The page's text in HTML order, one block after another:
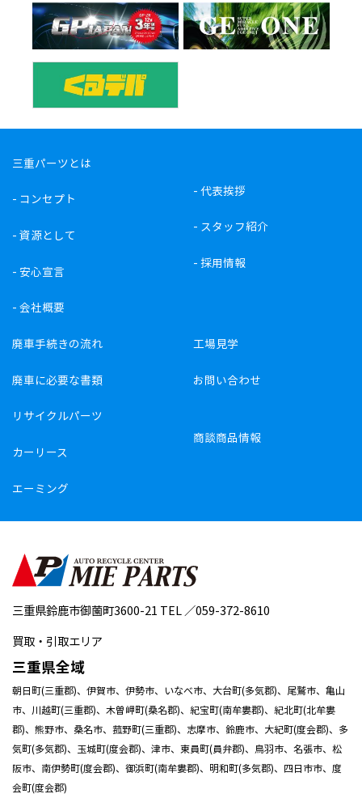
三重パーツとは
- コンセプト
- 資源として
- 安心宣言
- 会社概要
- 代表挨拶
- スタッフ紹介
- 採用情報
廃車手続きの流れ
廃車に必要な書類
リサイクルパーツ
カーリース
エーミング
工場見学
お問い合わせ
商談商品情報
三重県鈴鹿市御薗町3600-21 TEL ／059-372-8610
買取・引取エリア
三重県全域
朝日町(三重郡)、伊賀市、伊勢市、いなべ市、大台町(多気郡)、尾鷲市、亀山
市、川越町(三重郡)、木曽岬町(桑名郡)、紀宝町(南牟婁郡)、紀北町(北牟婁
郡)、熊野市、桑名市、菰野町(三重郡)、志摩市、鈴鹿市、大紀町(度会郡)、多
気町(多気郡)、玉城町(度会郡)、津市、東員町(員弁郡)、鳥羽市、名張市、松
阪市、南伊勢町(度会郡)、御浜町(南牟婁郡)、明和町(多気郡)、四日市市、度
会町(度会郡)